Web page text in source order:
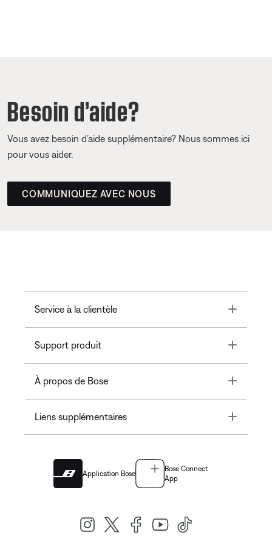
Besoin d’aide?
Vous avez besoin d’aide supplémentaire? Nous sommes ici
pour vous aider.
COMMUNIQUEZ AVEC NOUS
Service à la clientèle Toggle
Support produit Toggle
À propos de Bose Toggle
Liens supplémentaires Toggle
Application Bose
Bose Connect
App